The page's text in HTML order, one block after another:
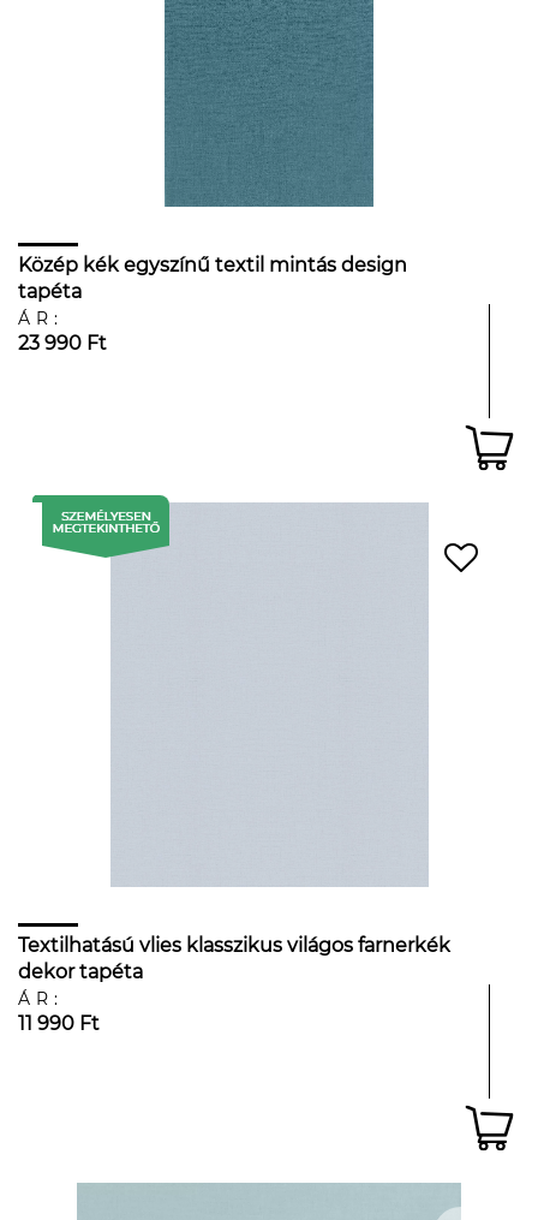
Közép kék egyszínű textil mintás design
tapéta
ÁR:
23 990 Ft
Textilhatású vlies klasszikus világos farnerkék
dekor tapéta
ÁR:
11 990 Ft